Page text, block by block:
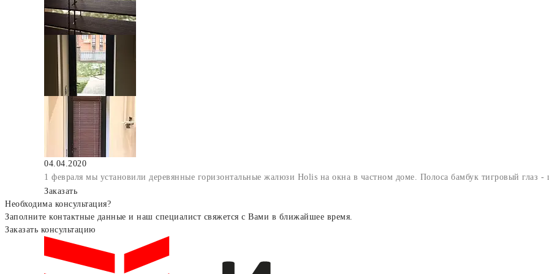
04.04.2020
1 февраля мы установили деревянные горизонтальные жалюзи Holis на окна в частном доме. Полоса бамбук тигровый глаз
Заказать
Необходима консультация?
Заполните контактные данные и наш специалист свяжется с Вами в ближайшее время.
Заказать консультацию